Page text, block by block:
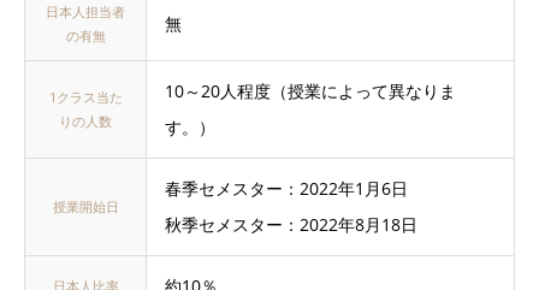
日本人担当者
の有無
無
1クラス当た
りの人数
10～20人程度（授業によって異なりま
す。）
授業開始日
春季セメスター：2022年1月6日
秋季セメスター：2022年8月18日
日本人比率 約10％